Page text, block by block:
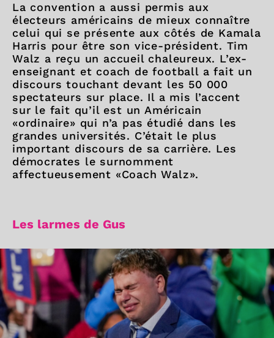
La convention a aussi permis aux
électeurs américains de mieux connaître
celui qui se présente aux côtés de Kamala
Harris pour être son vice-président. Tim
Walz a reçu un accueil chaleureux. L’ex-
enseignant et coach de football a fait un
discours touchant devant les 50 000
spectateurs sur place. Il a mis l’accent
sur le fait qu’il est un Américain
«ordinaire» qui n’a pas étudié dans les
grandes universités. C’était le plus
important discours de sa carrière. Les
démocrates le surnomment
affectueusement «Coach Walz».
Les larmes de Gus